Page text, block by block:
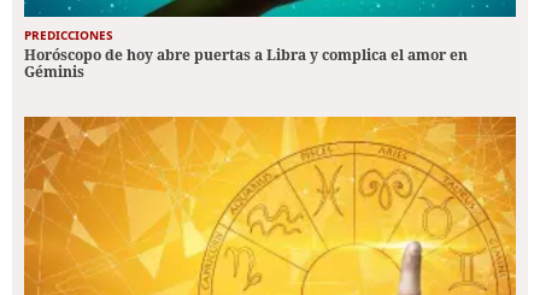
PREDICCIONES
Horóscopo de hoy abre puertas a Libra y complica el amor en
Géminis